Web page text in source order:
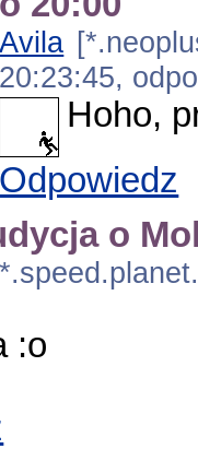
Avila
20:23:45,
Hoho,
Odpowiedz
o
:o